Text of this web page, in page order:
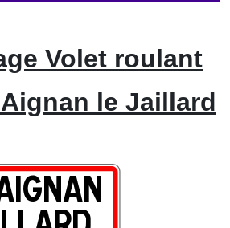
Volet roulant
le Jaillard